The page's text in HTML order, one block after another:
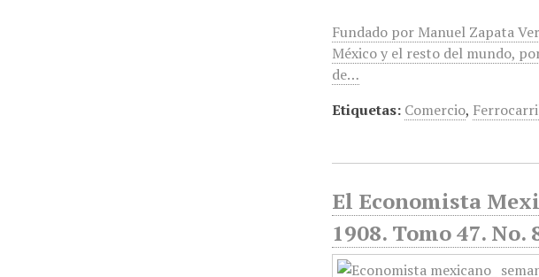
Fundado por Manuel Zapata
México y el resto del mundo,
de…
Etiquetas: Comercio,
El Economista
1908. Tomo 47. No.